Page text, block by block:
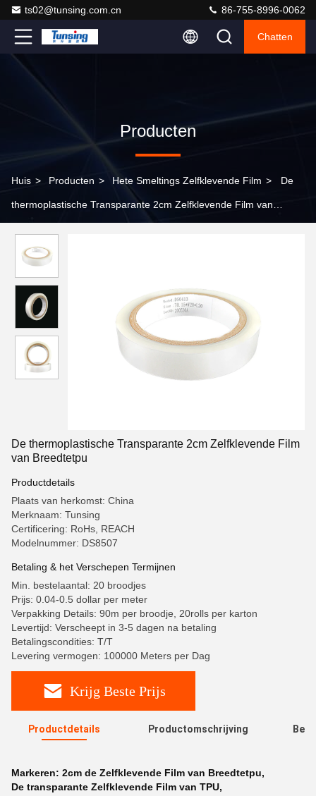
ts02@tunsing.com.cn 86-755-8996-0062
Chatten
Producten
Huis > Producten > Hete Smeltings Zelfklevende Film > De
thermoplastische Transparante 2cm Zelfklevende Film van
De thermoplastische Transparante 2cm Zelfklevende Film
van Breedtetpu
Productdetails
Plaats van herkomst: China
Merknaam: Tunsing
Certificering: RoHs, REACH
Modelnummer: DS8507
Betaling & het Verschepen Termijnen
Min. bestelaantal: 20 broodjes
Prijs: 0.04-0.5 dollar per meter
Verpakking Details: 90m per broodje, 20rolls per karton
Levertijd: Verscheept in 3-5 dagen na betaling
Betalingscondities: T/T
Levering vermogen: 100000 Meters per Dag
Krijg Beste Prijs
Productdetails Productomschrijving
Markeren: 2cm de Zelfklevende Film van Breedtetpu,
De transparante Zelfklevende Film van TPU,